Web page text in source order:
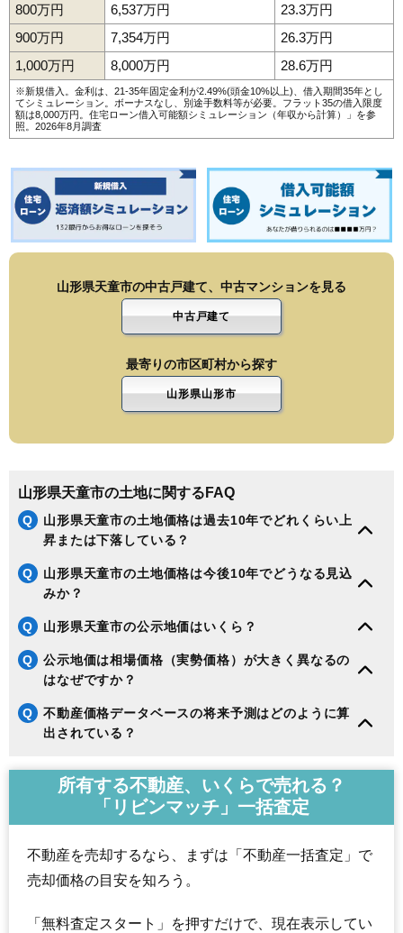
800万円
6,537万円
23.3万円
900万円
7,354万円
26.3万円
1,000万円
8,000万円 28.6万円
※新規借入。金利は、21-35年固定金利が2.49%(頭金10%以上)、借入期間35年とし
てシミュレーション。ボーナスなし、別途手数料等が必要。フラット35の借入限度
額は8,000万円。 住宅ローン借入可能額シミュレーション（年収から計算）
」を参
照。2026年8月調査
山形県天童市の中古戸建て、中古マンションを見る
中古戸建て
最寄りの市区町村から探す
山形県山形市
山形県天童市の土地に関するFAQ
Q
山形県天童市の土地価格は過去10年でどれくらい上
昇または下落している？
Q
山形県天童市の土地価格は今後10年でどうなる見込
みか？
Q 山形県天童市の公示地価はいくら？
Q
公示地価は相場価格（実勢価格）が大きく異なるの
はなぜですか？
Q
不動産価格データベースの将来予測はどのように算
出されている？
所有する不動産、いくらで売れる？
「リビンマッチ」一括査定
不動産を売却するなら、まずは「不動産一括査定」で
売却価格の目安を知ろう。
「無料査定スタート」を押すだけで、現在表示してい